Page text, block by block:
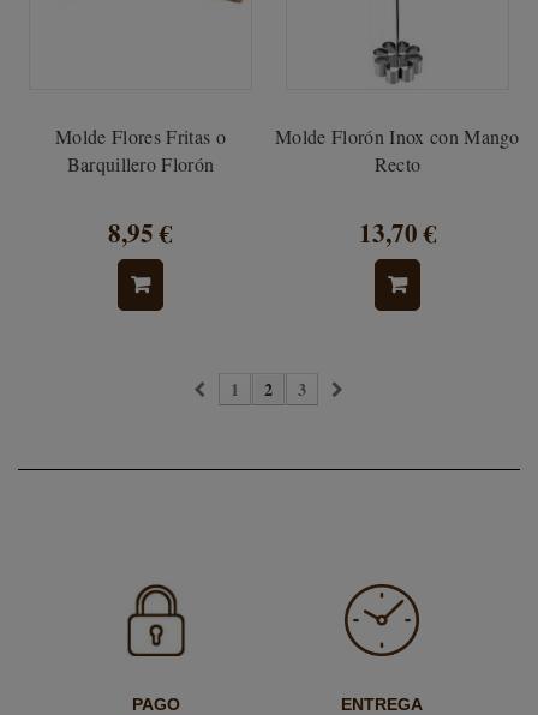
Molde Flores Fritas o
Barquillero Florón
8,95 €
Molde Florón Inox con Mango
Recto
13,70 €
1 2 3
PAGO
ENTREGA